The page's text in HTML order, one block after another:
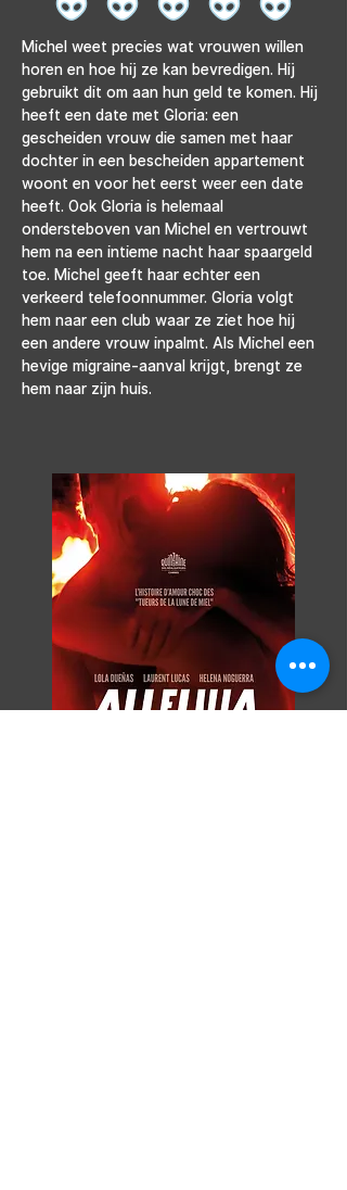
Michel weet precies wat vrouwen willen
horen en hoe hij ze kan bevredigen. Hij
gebruikt dit om aan hun geld te komen. Hij
heeft een date met Gloria: een
gescheiden vrouw die samen met haar
dochter in een bescheiden appartement
woont en voor het eerst weer een date
heeft. Ook Gloria is helemaal
ondersteboven van Michel en vertrouwt
hem na een intieme nacht haar spaargeld
toe. Michel geeft haar echter een
verkeerd telefoonnummer. Gloria volgt
hem naar een club waar ze ziet hoe hij
een andere vrouw inpalmt. Als Michel een
hevige migraine-aanval krijgt, brengt ze
hem naar zijn huis.